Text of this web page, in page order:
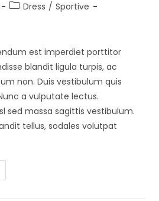
Dress / Sportive
est imperdiet porttitor
blandit ligula turpis, ac
non. Duis vestibulum quis
a vulputate lectus.
sed massa sagittis vestibulum.
tellus, sodales volutpat